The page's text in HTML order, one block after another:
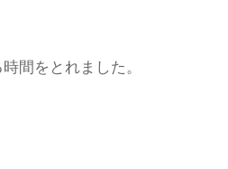
間をとれました。